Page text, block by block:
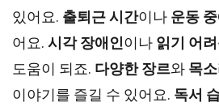
있어요. 출퇴근 시간이나 운동 중
어요. 시각 장애인이나 읽기 어
도움이 되죠. 다양한 장르와 목소
이야기를 즐길 수 있어요. 독서